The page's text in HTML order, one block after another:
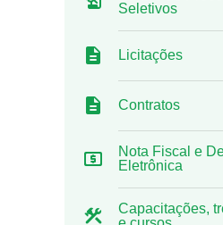
Seletivos
Licitações
Contratos
Nota Fiscal e
Eletrônica
Capacitações,